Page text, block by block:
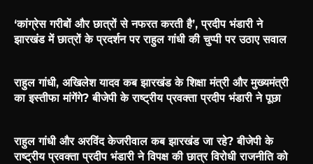
‘कांग्रेस गरीबों और छात्रों से नफरत करती है’, प्रदीप भंडारी ने
झारखंड में छात्रों के प्रदर्शन पर राहुल गांधी की चुप्पी पर उठाए सवाल
राहुल गांधी, अखिलेश यादव कब झारखंड के शिक्षा मंत्री और मुख्यमंत्री
का इस्तीफा मांगेंगे? बीजेपी के राष्ट्रीय प्रवक्ता प्रदीप भंडारी ने पूछा
राहुल गांधी और अरविंद केजरीवाल कब झारखंड जा रहे? बीजेपी के
राष्ट्रीय प्रवक्ता प्रदीप भंडारी ने विपक्ष की छात्र विरोधी राजनीति को